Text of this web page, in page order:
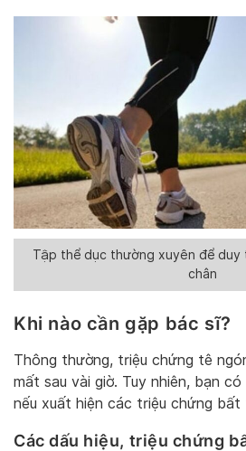
Tập thể dục thường xuyên để duy
chân
Khi nào cần gặp bác sĩ?
Thông thường, triệu chứng tê
mất sau vài giờ. Tuy nhiên, bạn
nếu xuất hiện các triệu chứng bất
Các dấu hiệu, triệu chứng